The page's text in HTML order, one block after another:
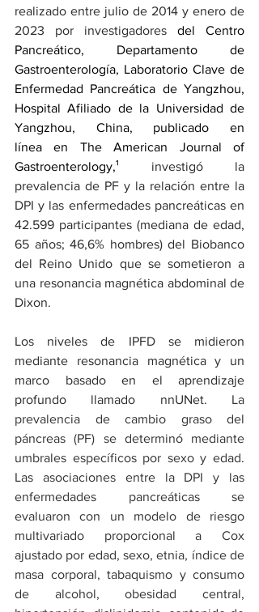
realizado entre julio de 2014 y enero de
2023 por investigadores del Centro
Pancreático, Departamento de
Gastroenterología, Laboratorio Clave de
Enfermedad Pancreática de Yangzhou,
Hospital Afiliado de la Universidad de
Yangzhou, China, publicado en
línea en The American Journal of
Gastroenterology,¹ investigó la
prevalencia de PF y la relación entre la
DPI y las enfermedades pancreáticas en
42.599 participantes (mediana de edad,
65 años; 46,6% hombres) del Biobanco
del Reino Unido que se sometieron a
una resonancia magnética abdominal de
Dixon.
Los niveles de IPFD se midieron
mediante resonancia magnética y un
marco basado en el aprendizaje
profundo llamado nnUNet. La
prevalencia de cambio graso del
páncreas (PF) se determinó mediante
umbrales específicos por sexo y edad.
Las asociaciones entre la DPI y las
enfermedades pancreáticas se
evaluaron con un modelo de riesgo
multivariado proporcional a Cox
ajustado por edad, sexo, etnia, índice de
masa corporal, tabaquismo y consumo
de alcohol, obesidad central,